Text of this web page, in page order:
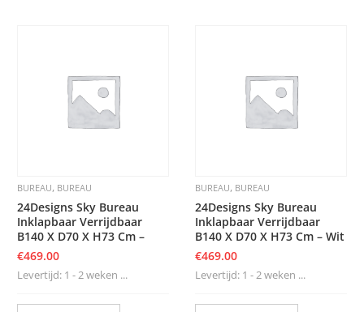
BUREAU, BUREAU
24Designs Sky Bureau
Inklapbaar Verrijdbaar
B140 X D70 X H73 Cm –
€469.00
Levertijd: 1 - 2 weken ...
BUREAU, BUREAU
24Designs Sky Bureau
Inklapbaar Verrijdbaar
B140 X D70 X H73 Cm – Wit
€469.00
Levertijd: 1 - 2 weken ...